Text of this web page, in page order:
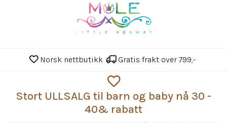
Norsk nettbutikk Gratis frakt over 799,-
Stort ULLSALG til barn og baby nå 30 -
40& rabatt